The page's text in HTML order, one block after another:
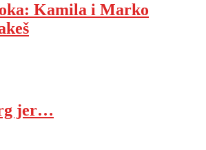
Kamila i Marko
jer…